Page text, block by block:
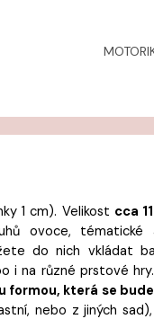
1 cm). Velikost cca
ovoce, tématické
do nich vkládat
i na různé prstové hry.
formou, která se
nebo z jiných